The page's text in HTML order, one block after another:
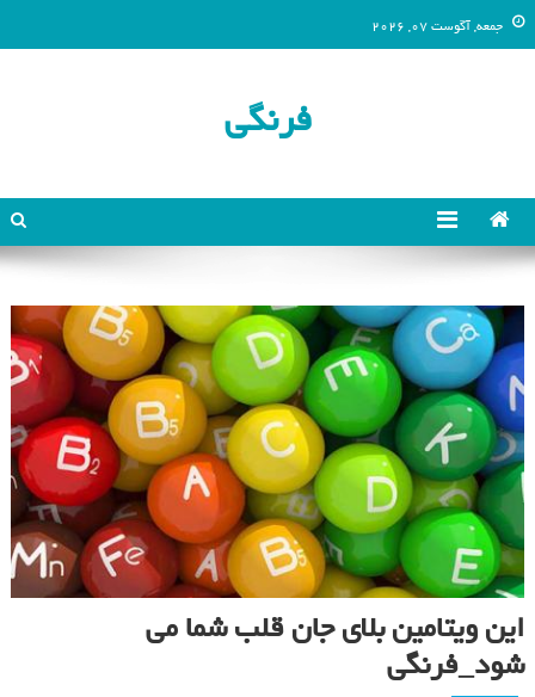
جمعه, آگوست 07, 2026
فرنگی
این ویتامین بلای جان قلب شما می
شود_فرنگی